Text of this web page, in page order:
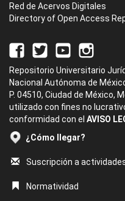
Red de Acervos Digitales
Directory of Open Access
Repositorio Universitario
Nacional Autónoma de
P. 04510, Ciudad de México,
utilizado con fines no
conformidad con el AVISO
¿Cómo llegar?
Suscripción a
Normatividad